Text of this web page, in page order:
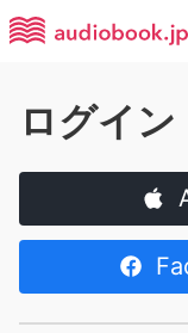
ログイン